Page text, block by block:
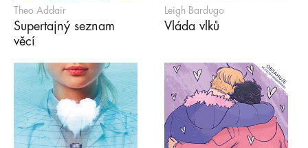
Theo Addair
Supertajný seznam
věcí
Leigh Bardugo
Vláda vlků